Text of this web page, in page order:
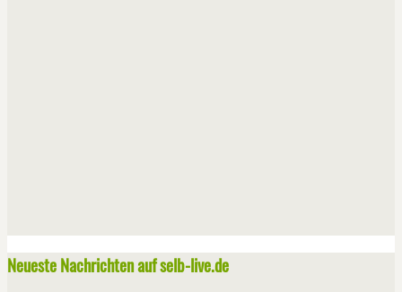
Neueste Nachrichten auf selb-live.de